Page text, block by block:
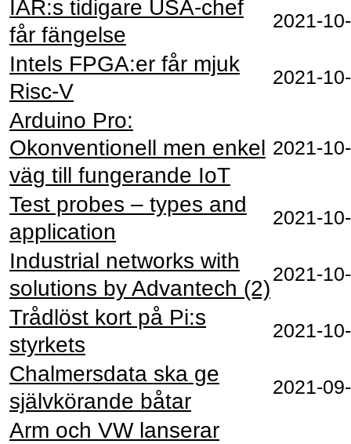
IAR:s tidigare USA-chef
får fängelse
Intels FPGA:er får mjuk
Risc-V
Arduino Pro:
Okonventionell men enkel
väg till fungerande IoT
Test probes – types and
application
Industrial networks with
solutions by Advantech (2)
Trådlöst kort på Pi:s
styrkets
Chalmersdata ska ge
självkörande båtar
Arm och VW lanserar